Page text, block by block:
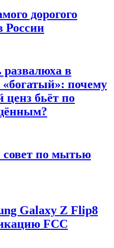
дорогого
России
развалюха в
почему
бьёт по
совет по мытью
Galaxy Z Flip8
FCC